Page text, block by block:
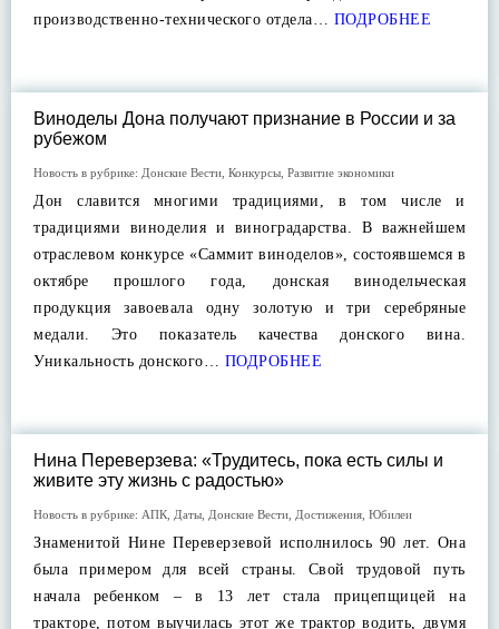
производственно-технического отдела… ПОДРОБНЕЕ
Виноделы Дона получают признание в России и за
рубежом
Новость в рубрике: Донские Вести Конкурсы Развитие экономики
Дон славится многими традициями, в том числе и
традициями виноделия и виноградарства. В важнейшем
отраслевом конкурсе «Саммит виноделов», состоявшемся в
октябре прошлого года, донская винодельческая
продукция завоевала одну золотую и три серебряные
медали. Это показатель качества донского вина.
Уникальность донского… ПОДРОБНЕЕ
Нина Переверзева: «Трудитесь, пока есть силы и
живите эту жизнь с радостью»
Новость в рубрике: АПК Даты Донские Вести Достижения Юбилеи
Знаменитой Нине Переверзевой исполнилось 90 лет. Она
была примером для всей страны. Свой трудовой путь
начала ребенком – в 13 лет стала прицепщицей на
тракторе, потом выучилась этот же трактор водить, двумя